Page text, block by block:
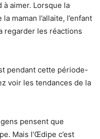
à aimer. Lorsque la
maman l’allaite, l’enfant
regarder les réactions
pendant cette période-
voir les tendances de la
pensent que
Mais l’Œdipe c’est